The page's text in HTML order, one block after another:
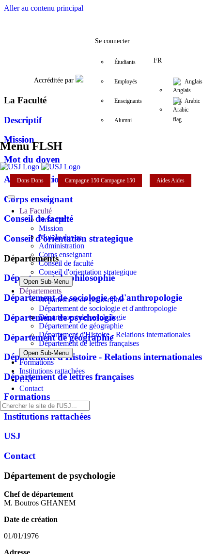
Aller au contenu principal
FacebookTwitter
Accréditée par
Se connecter
Étudiants
Employés
Enseignants
Alumni
FR
Anglais
Arabic
Menu FLSH
Dons Dons Campagne 150 Campagne 150 AidesAides
La Faculté
Descriptif
Mission
Mot du doyen
Administration
Corps enseignant
Conseil de faculté
Conseil d'orientation strategique
Open Sub-Menu
Départements
Département de philosophie
Département de sociologie et d'anthropologie
Département de psychologie
Département de géographie
Département d'Histoire - Relations internationales
Département de lettres françaises
Open Sub-Menu
Formations
Institutions rattachées
USJ
Contact
La Faculté
Descriptif
Mission
Mot du doyen
Administration
Corps enseignant
Conseil de faculté
Conseil d'orientation strategique
Départements
Département de philosophie
Département de sociologie et d'anthropologie
Département de psychologie
Département de géographie
Département d'Histoire - Relations internationales
Département de lettres françaises
Formations
Institutions rattachées
USJ
Contact
Département de psychologie
Chef de département
M. Boutros GHANEM
Date de création
01/01/1976